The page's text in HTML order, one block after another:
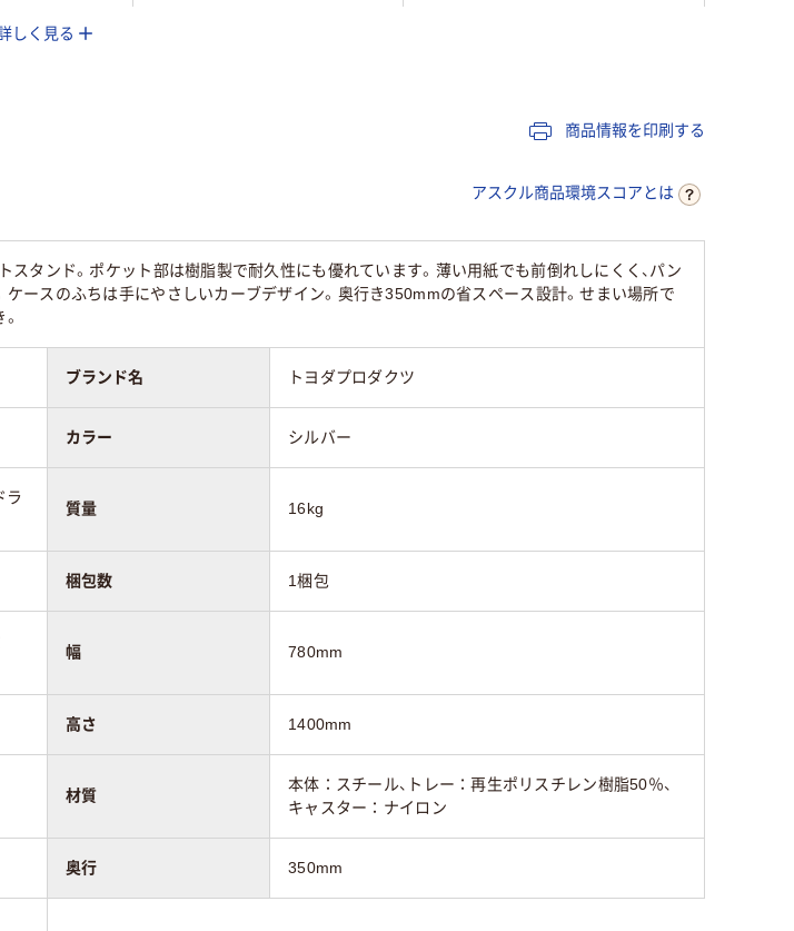
しく見る
商品情報を印刷する
アスクル商品環境スコアとは
タンド。ポケット部は樹脂製で耐久性にも優れています。薄い用紙でも前倒れしにくく、パン
ースのふちは手にやさしいカーブデザイン。奥行き350mmの省スペース設計。せまい場所で
ブランド名 トヨダプロダクツ
カラー シルバー
ラ
質量 16kg
梱包数 1梱包
幅 780mm
高さ 1400mm
材質
本体：スチール、トレー：再生ポリスチレン樹脂50％、
キャスター：ナイロン
奥行 350mm